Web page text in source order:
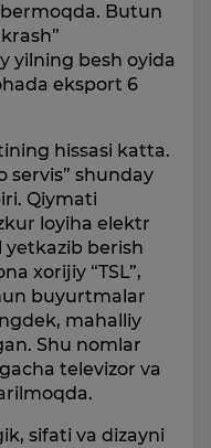
Butun
yilning besh oyida
eksport 6
hissasi katta.
servis” shunday
Qiymati
loyiha elektr
yetkazib berish
xorijiy “TSL”,
buyurtmalar
mahalliy
Shu nomlar
televizor va
sifati va dizayni